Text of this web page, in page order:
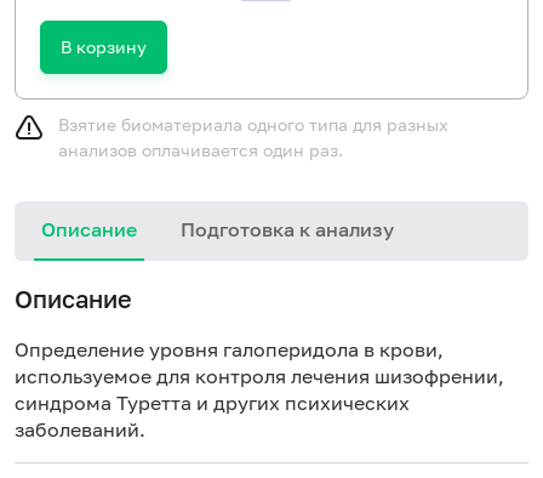
В корзину
Взятие биоматериала одного типа для разных
анализов оплачивается один раз.
Описание Подготовка к анализу
Описание
Определение уровня галоперидола в крови,
используемое для контроля лечения шизофрении,
синдрома Туретта и других психических
заболеваний.